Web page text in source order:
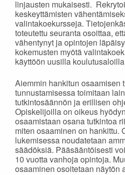
linjausten mukaisesti.
keskeyttämisten
valintakoekursseja.
toteutettu seuranta osoittaa,
vähentynyt ja opintojen
kokemusten myötä
käyttöön uusilla
Aiemmin hankitun osaamisen
tunnustamisessa toimitaan
tutkintosäännön ja erillisen
Opiskelijoilla on oikeus
osaamistaan osana tutkintoa
miten osaaminen on hankittu.
lukemisessa noudatetaan
säädöksiä. Pääsääntöisesti
10 vuotta vanhoja opintoja.
osaaminen osoitetaan näytön